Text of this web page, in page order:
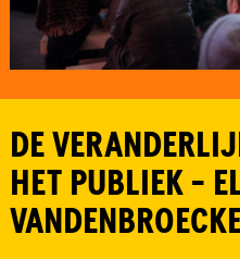
DE
HET PUBLIEK -